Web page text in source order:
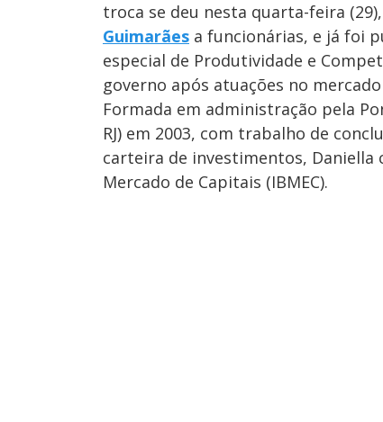
troca se deu nesta quarta-feira
Guimarães a funcionárias, e já foi
especial de Produtividade e
governo após atuações no
Formada em administração pela
RJ) em 2003, com trabalho de
carteira de investimentos,
Mercado de Capitais (IBMEC).